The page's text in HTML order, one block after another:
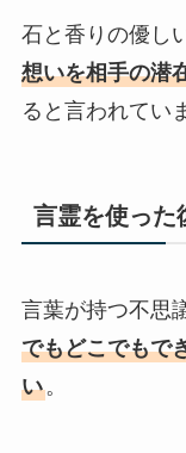
石と香りの優し
想いを相手の潜
ると言われてい
言霊を使った
言葉が持つ不思
でもどこでもで
い。